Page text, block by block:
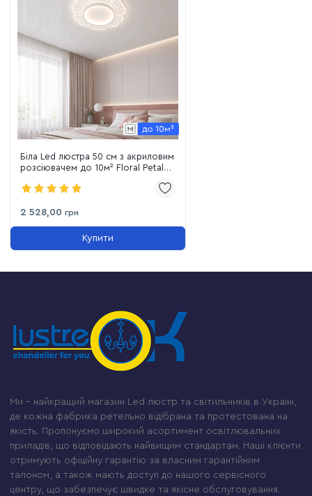
Біла Led люстра 50 см з акриловим
розсіювачем до 10м² Floral Petal
2 528,00 грн
Купити
Ми – найкращий магазин Led люстр та світильників в Україні,
де кожна фабрика ретельно відібрана та протестована на
якість. Пропонуємо широкий асортимент освітлювальних
приладів, що відповідають найвищим стандартам. Наші клієнти
отримують офіційну гарантію за власним гарантійним
талоном, а також мають доступ до нашого сервісного
центру, що забезпечує швидке та якісне обслуговування.